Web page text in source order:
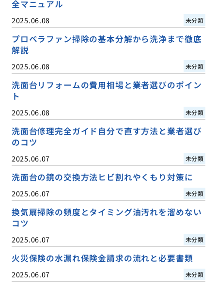
全マニュアル
2025.06.08 未分類
プロペラファン掃除の基本分解から洗浄まで徹底
解説
2025.06.08 未分類
洗面台リフォームの費用相場と業者選びのポイン
ト
2025.06.08 未分類
洗面台修理完全ガイド自分で直す方法と業者選び
のコツ
2025.06.07 未分類
洗面台の鏡の交換方法ヒビ割れやくもり対策に
2025.06.07 未分類
換気扇掃除の頻度とタイミング油汚れを溜めない
コツ
2025.06.07 未分類
火災保険の水漏れ保険金請求の流れと必要書類
2025.06.07 未分類